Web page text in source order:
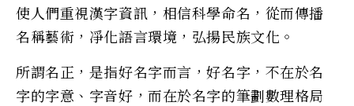
使人們重視漢字資訊，相信科學命名，從而傳播
名稱藝術，凈化語言環境，弘揚民族文化。
所謂名正，是指好名字而言，好名字，不在於名
字的字意、字音好，而在於名字的筆劃數理格局